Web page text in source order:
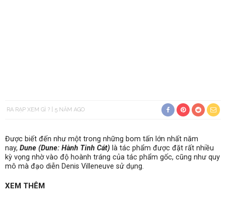
RA RẠP XEM GÌ ? 5 NĂM AGO
Được biết đến như một trong những bom tấn lớn nhất năm
nay, Dune (Dune: Hành Tinh Cát) là tác phẩm được đặt rất nhiều
kỳ vọng nhờ vào độ hoành tráng của tác phẩm gốc, cũng như quy
mô mà đạo diễn Denis Villeneuve sử dụng.
XEM THÊM